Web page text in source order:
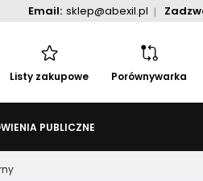
Email: sklep@abexil.pl
Listy zakupowe Porównywarka
PUBLICZNE